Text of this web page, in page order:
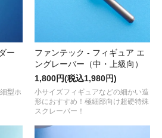
ー
型ホ
ファンテック - フィギュア エ
ングレーバー（中・上級向）
1,800円(税込1,980円)
小サイズフィギュアなどの細かい造
形におすすめ！極細部向け超硬特殊
スクレーパー！